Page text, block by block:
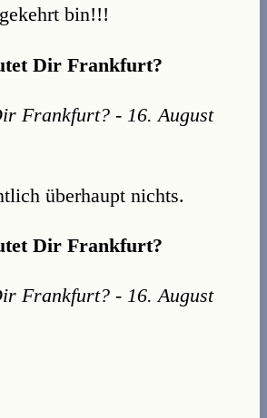
bin!!!
Dir Frankfurt?
Frankfurt? - 16. August
überhaupt nichts.
Dir Frankfurt?
Frankfurt? - 16. August